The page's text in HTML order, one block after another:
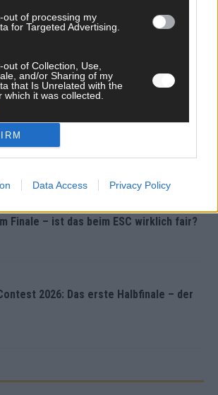
out of processing my
for Targeted Advertising.
of Collection, Use,
and/or Sharing of my
that Is Unrelated with the
which it was collected.
Data Access Privacy Policy
gerettet – der Rest des ESC-Halbfinales
Feuerwerk
Das sagen die Wettquoten – vier sicher,
chancenlos!
Finale – ist das beim ESC wirklich fair?
2026: Das erste Halbfinale – der